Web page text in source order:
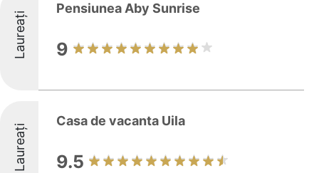
Laureați
Pensiunea Aby Sunrise
9
Laureați
Casa de vacanta Uila
9.5